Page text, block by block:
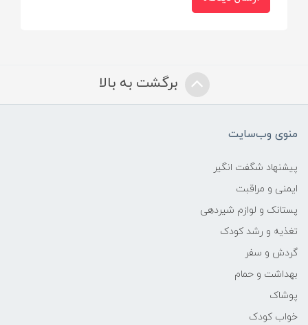
برگشت به بالا
منوی وب‌سایت
پیشنهاد شگفت انگیر
ایمنی و مراقبت
پستانک و لوازم شیردهی
تغذیه و رشد کودک
گردش و سفر
بهداشت و حمام
پوشاک
خواب کودک